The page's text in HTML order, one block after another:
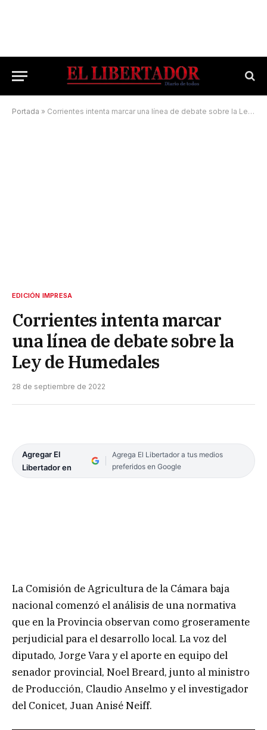
Portada » Corrientes intenta marcar una línea de debate sobre la Ley de Humedales
EDICIÓN IMPRESA
Corrientes intenta marcar
una línea de debate sobre la
Ley de Humedales
28 de septiembre de 2022
Agregar El
Libertador en
Agrega El Libertador a tus medios
preferidos en Google
La Comisión de Agricultura de la Cámara baja
nacional comenzó el análisis de una normativa
que en la Provincia observan como groseramente
perjudicial para el desarrollo local. La voz del
diputado, Jorge Vara y el aporte en equipo del
senador provincial, Noel Breard, junto al ministro
de Producción, Claudio Anselmo y el investigador
del Conicet, Juan Anisé Neiff.